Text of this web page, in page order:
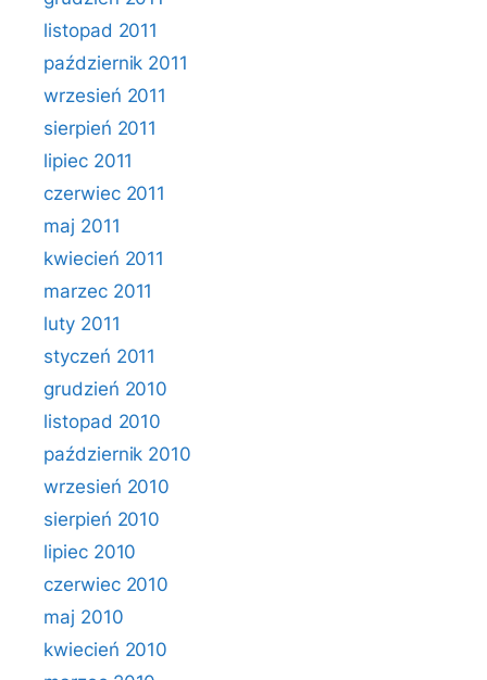
listopad 2011
październik 2011
wrzesień 2011
sierpień 2011
lipiec 2011
czerwiec 2011
maj 2011
kwiecień 2011
marzec 2011
luty 2011
styczeń 2011
grudzień 2010
listopad 2010
październik 2010
wrzesień 2010
sierpień 2010
lipiec 2010
czerwiec 2010
maj 2010
kwiecień 2010